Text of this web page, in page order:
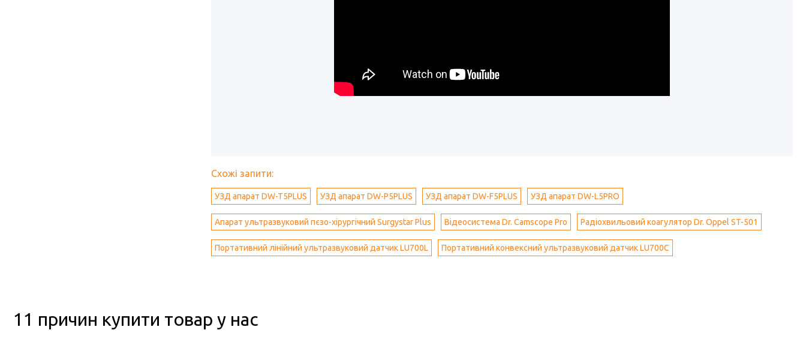
Схожі запити:
УЗД апарат DW-T5PLUS УЗД апарат DW-Р5PLUS УЗД апарат DW-F5PLUS УЗД апарат DW-L5PRO
Апарат ультразвуковий пєзо-хірургічний Surgystar Plus Відеосистема Dr. Camscope Pro Радіохвильовий коагулятор Dr. Oppel ST-501
Портативний лінійний ультразвуковий датчик LU700L Портативний конвексний ультразвуковий датчик LU700C
11 причин купити товар у нас